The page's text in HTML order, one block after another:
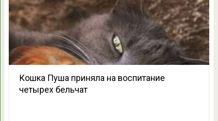
Кошка Пуша приняла на воспитание
четырех бельчат